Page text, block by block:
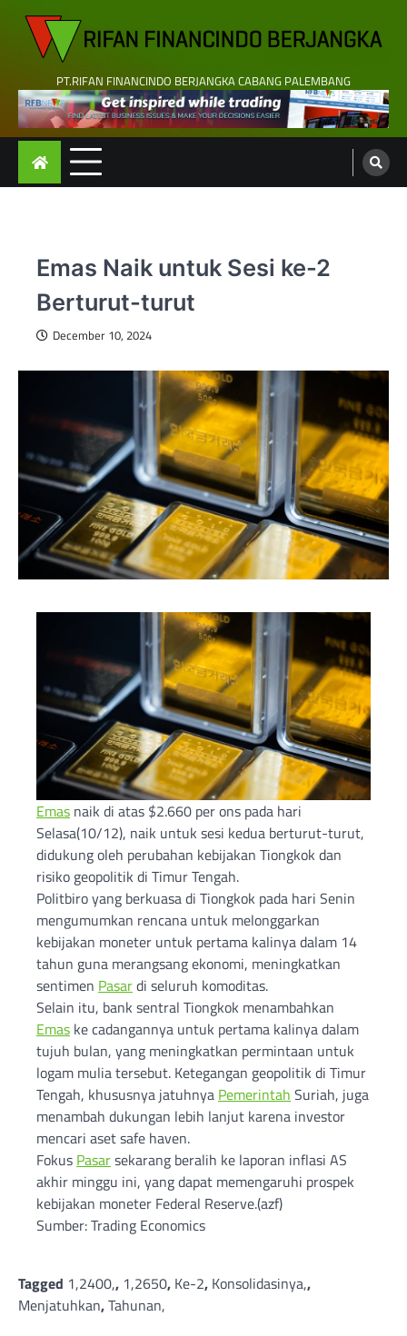
content
PT.RIFAN FINANCINDO BERJANGKA CABANG PALEMBANG
Emas Naik untuk Sesi ke-2
Berturut-turut
December 10, 2024
Emas naik di atas $2.660 per ons pada hari
Selasa(10/12), naik untuk sesi kedua berturut-turut,
didukung oleh perubahan kebijakan Tiongkok dan
risiko geopolitik di Timur Tengah.
Politbiro yang berkuasa di Tiongkok pada hari Senin
mengumumkan rencana untuk melonggarkan
kebijakan moneter untuk pertama kalinya dalam 14
tahun guna merangsang ekonomi, meningkatkan
sentimen Pasardi seluruh komoditas.
Selain itu, bank sentral Tiongkok menambahkan
Emas ke cadangannya untuk pertama kalinya dalam
tujuh bulan, yang meningkatkan permintaan untuk
logam mulia tersebut. Ketegangan geopolitik di Timur
Tengah, khususnya jatuhnya Pemerintah Suriah, juga
menambah dukungan lebih lanjut karena investor
mencari aset safe haven.
Fokus Pasarsekarang beralih ke laporan inflasi AS
akhir minggu ini, yang dapat memengaruhi prospek
kebijakan moneter Federal Reserve.(azf)
Sumber: Trading Economics
Tagged 1,2400,, 1,2650, Ke-2, Konsolidasinya,,
Menjatuhkan,Tahunan,